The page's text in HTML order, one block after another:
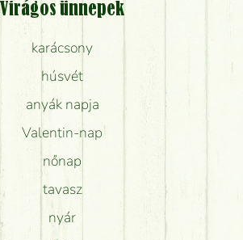
Virágos ünnepek
karácsony
húsvét
anyák napja
Valentin-nap
nőnap
tavasz
nyár